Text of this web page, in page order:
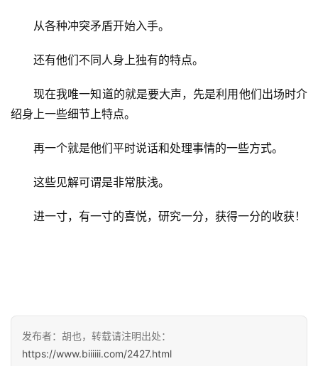
从各种冲突矛盾开始入手。
还有他们不同人身上独有的特点。
现在我唯一知道的就是要大声，先是利用他们出场时介
绍身上一些细节上特点。
再一个就是他们平时说话和处理事情的一些方式。
这些见解可谓是非常肤浅。
进一寸，有一寸的喜悦，研究一分，获得一分的收获！
发布者：胡也，转载请注明出处：
https://www.biiiiii.com/2427.html